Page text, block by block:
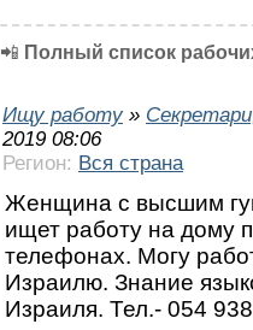
📲 Полный список
Ищу работу »
2019 08:06
Регион: Вся страна
Женщина с высшим
ищет работу на дому
телефонах. Могу
Израилю. Знание
Израиля. Тел.- 054